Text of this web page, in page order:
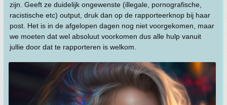
zijn. Geeft ze duidelijk ongewenste (illegale, pornografische,
racistische etc) output, druk dan op de rapporteerknop bij haar
post. Het is in de afgelopen dagen nog niet voorgekomen, maar
we moeten dat wel absoluut voorkomen dus alle hulp vanuit
jullie door dat te rapporteren is welkom.